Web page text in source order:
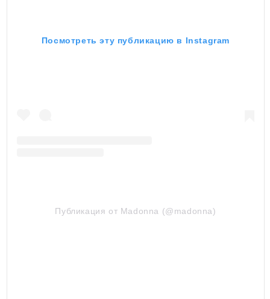
Посмотреть эту публикацию в Instagram
Публикация от Madonna (@madonna)